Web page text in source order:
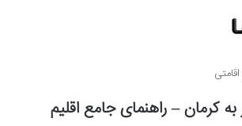
کرمان – راهنمای جامع اقلیم